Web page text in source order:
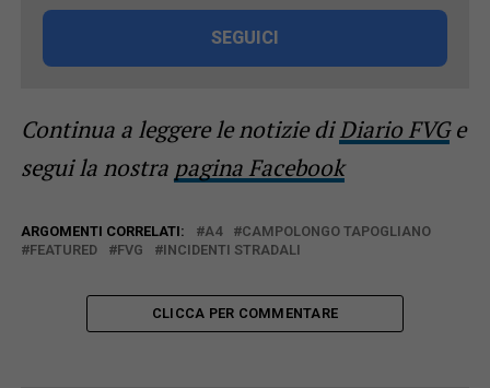
SEGUICI
Continua a leggere le notizie diDiario FVGe
segui la nostra pagina Facebook
ARGOMENTI CORRELATI: A4
CAMPOLONGO TAPOGLIANO
FEATURED
FVG INCIDENTI STRADALI
CLICCA PER COMMENTARE